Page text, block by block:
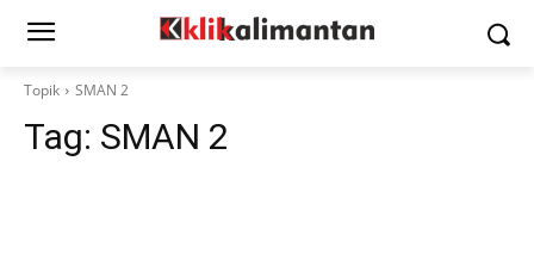
Topik SMAN 2
Tag: SMAN 2